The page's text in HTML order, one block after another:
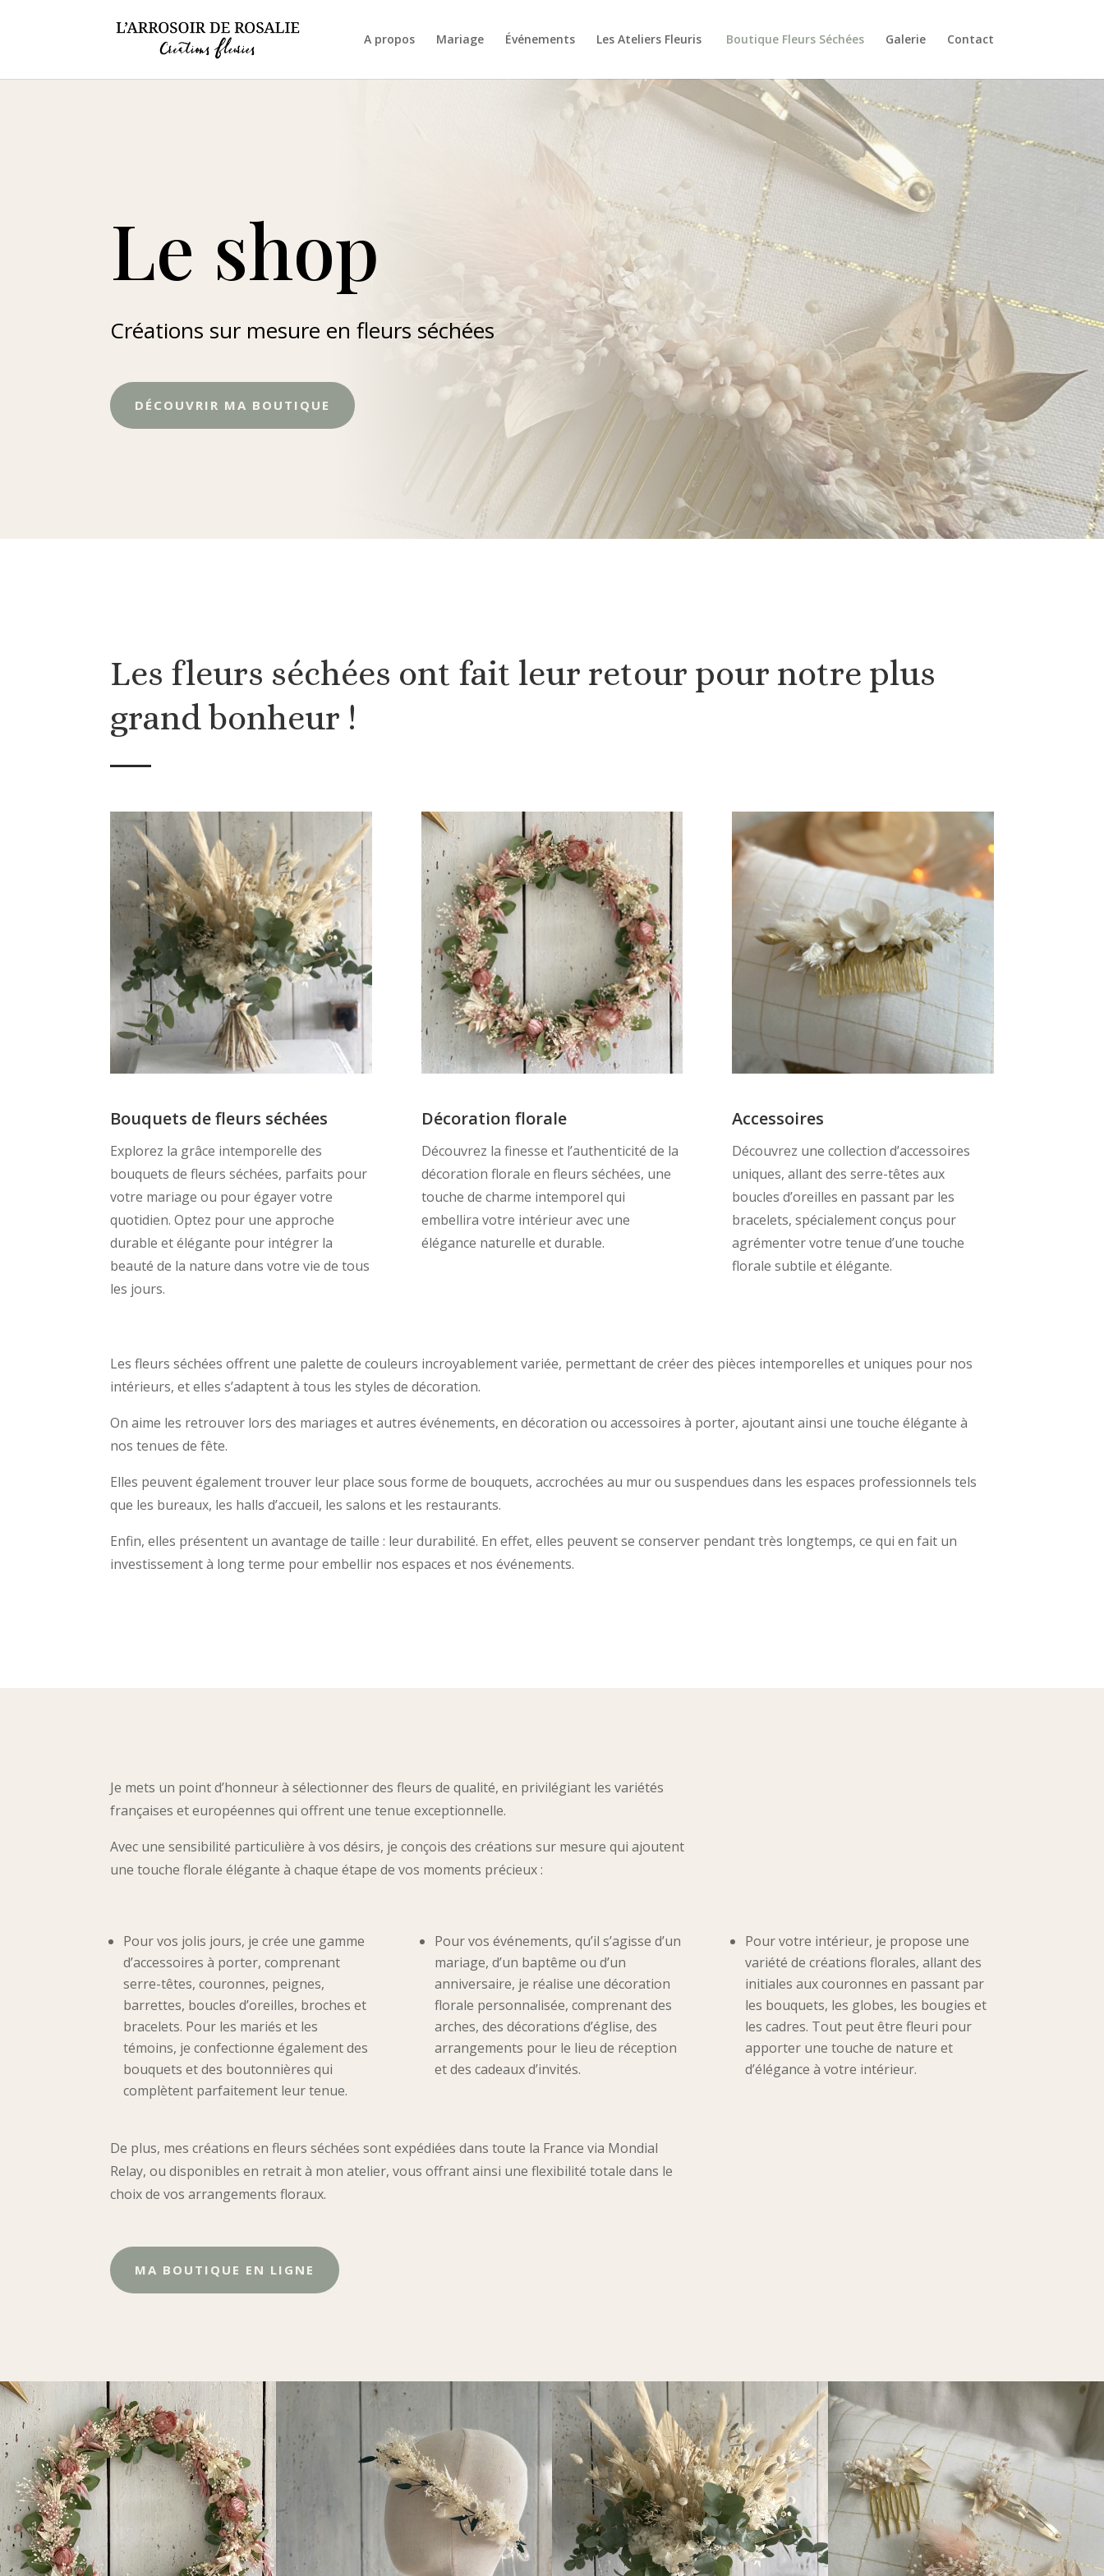
A propos Mariage Événements Les Ateliers Fleuris Boutique Fleurs Séchées Galerie Contact
Le shop
Créations sur mesure en fleurs séchées
DÉCOUVRIR MA BOUTIQUE
Les fleurs séchées ont fait leur retour pour notre plus
grand bonheur !
Bouquets de fleurs séchées
Explorez la grâce intemporelle des
bouquets de fleurs séchées, parfaits pour
votre mariage ou pour égayer votre
quotidien. Optez pour une approche
durable et élégante pour intégrer la
beauté de la nature dans votre vie de tous
les jours.
Décoration florale
Découvrez la finesse et l’authenticité de la
décoration florale en fleurs séchées, une
touche de charme intemporel qui
embellira votre intérieur avec une
élégance naturelle et durable.
Accessoires
Découvrez une collection d’accessoires
uniques, allant des serre-têtes aux
boucles d’oreilles en passant par les
bracelets, spécialement conçus pour
agrémenter votre tenue d’une touche
florale subtile et élégante.
Les fleurs séchées offrent une palette de couleurs incroyablement variée, permettant de créer des pièces intemporelles et uniques pour nos
intérieurs, et elles s’adaptent à tous les styles de décoration.
On aime les retrouver lors des mariages et autres événements, en décoration ou accessoires à porter, ajoutant ainsi une touche élégante à
nos tenues de fête.
Elles peuvent également trouver leur place sous forme de bouquets, accrochées au mur ou suspendues dans les espaces professionnels tels
que les bureaux, les halls d’accueil, les salons et les restaurants.
Enfin, elles présentent un avantage de taille : leur durabilité. En effet, elles peuvent se conserver pendant très longtemps, ce qui en fait un
investissement à long terme pour embellir nos espaces et nos événements.
Je mets un point d’honneur à sélectionner des fleurs de qualité, en privilégiant les variétés
françaises et européennes qui offrent une tenue exceptionnelle.
Avec une sensibilité particulière à vos désirs, je conçois des créations sur mesure qui ajoutent
une touche florale élégante à chaque étape de vos moments précieux :
Pour vos jolis jours, je crée une gamme
d’accessoires à porter, comprenant
serre-têtes, couronnes, peignes,
barrettes, boucles d’oreilles, broches et
bracelets. Pour les mariés et les
témoins, je confectionne également des
bouquets et des boutonnières qui
complètent parfaitement leur tenue.
Pour vos événements, qu’il s’agisse d’un
mariage, d’un baptême ou d’un
anniversaire, je réalise une décoration
florale personnalisée, comprenant des
arches, des décorations d’église, des
arrangements pour le lieu de réception
et des cadeaux d’invités.
Pour votre intérieur, je propose une
variété de créations florales, allant des
initiales aux couronnes en passant par
les bouquets, les globes, les bougies et
les cadres. Tout peut être fleuri pour
apporter une touche de nature et
d’élégance à votre intérieur.
De plus, mes créations en fleurs séchées sont expédiées dans toute la France via Mondial
Relay, ou disponibles en retrait à mon atelier, vous offrant ainsi une flexibilité totale dans le
choix de vos arrangements floraux.
MA BOUTIQUE EN LIGNE